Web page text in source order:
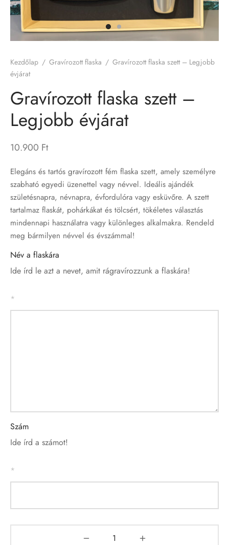
Kezdőlap / Gravírozott flaska / Gravírozott flaska szett – Legjobb
évjárat
Gravírozott flaska szett –
Legjobb évjárat
10.900 Ft
Elegáns és tartós gravírozott fém flaska szett, amely személyre
szabható egyedi üzenettel vagy névvel. Ideális ajándék
születésnapra, névnapra, évfordulóra vagy esküvőre. A szett
tartalmaz flaskát, pohárkákat és tölcsért, tökéletes választás
mindennapi használatra vagy különleges alkalmakra. Rendeld
meg bármilyen névvel és évszámmal!
Név a flaskára
Ide írd le azt a nevet, amit rágravírozzunk a flaskára!
*
Szám
Ide írd a számot!
*
LED lámpa
kutyabiléták
poharak
termékeink
karácsonyi gömbdíszek